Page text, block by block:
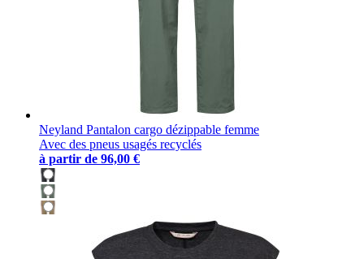
Neyland Pantalon cargo dézippable femme
Avec des pneus usagés recyclés
à partir de 96,00 €